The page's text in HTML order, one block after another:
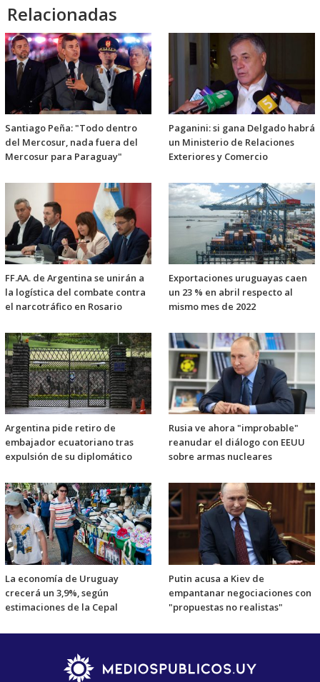
Relacionadas
Santiago Peña: "Todo dentro
del Mercosur, nada fuera del
Mercosur para Paraguay"
Paganini: si gana Delgado habrá
un Ministerio de Relaciones
Exteriores y Comercio
FF.AA. de Argentina se unirán a
la logística del combate contra
el narcotráfico en Rosario
Exportaciones uruguayas caen
un 23 % en abril respecto al
mismo mes de 2022
Argentina pide retiro de
embajador ecuatoriano tras
expulsión de su diplomático
Rusia ve ahora "improbable"
reanudar el diálogo con EEUU
sobre armas nucleares
La economía de Uruguay
crecerá un 3,9%, según
estimaciones de la Cepal
Putin acusa a Kiev de
empantanar negociaciones con
"propuestas no realistas"